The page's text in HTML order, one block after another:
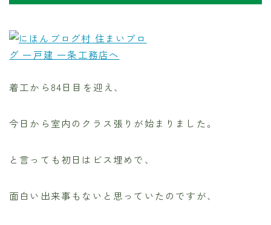
着工から84日目を迎え、
今日から室内のクラス張りが始まりました。
と言っても初日はビス埋めで、
面白い出来事もないと思っていたのですが、